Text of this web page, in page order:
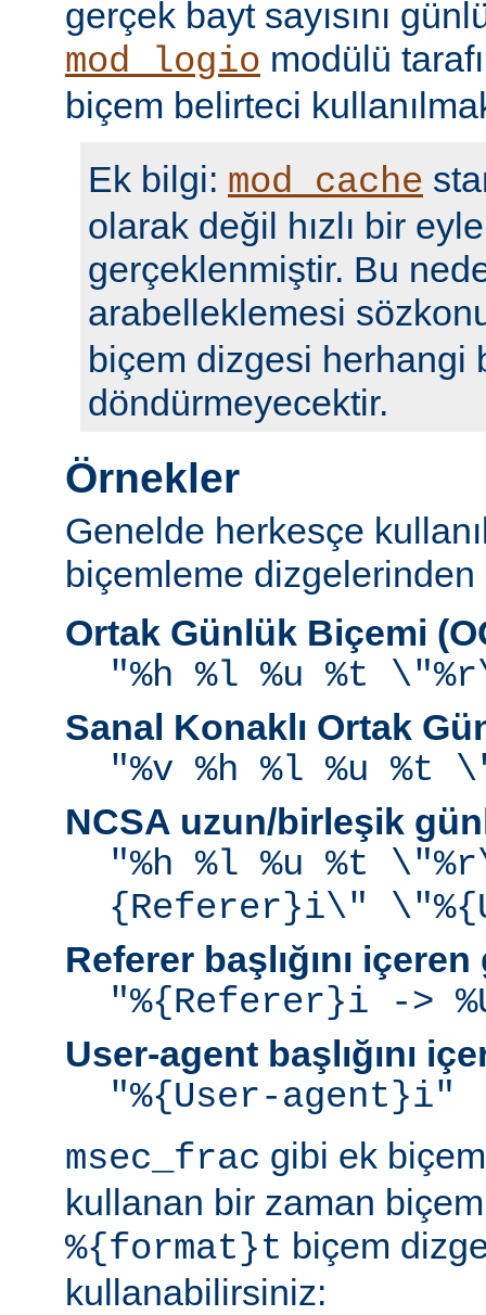
gerçek bayt sayısını
mod_logio modülü
biçem belirteci
Ek bilgi: mod_cache
olarak değil hızlı bir
gerçeklenmiştir. Bu
arabelleklemesi
biçem dizgesi herhangi
döndürmeyecektir.
Örnekler
Genelde herkesçe
biçemleme dizgelerinden
Ortak Günlük Biçemi
"%h %l %u %t
Sanal Konaklı Ortak
"%v %h %l %u %t
NCSA uzun/birleşik
"%h %l %u %t
{Referer}i\"
Referer başlığını
"%{Referer}i ->
User-agent başlığını
"%{User-agent}i"
msec_frac gibi ek
kullanan bir zaman
%{format}t biçem
kullanabilirsiniz: